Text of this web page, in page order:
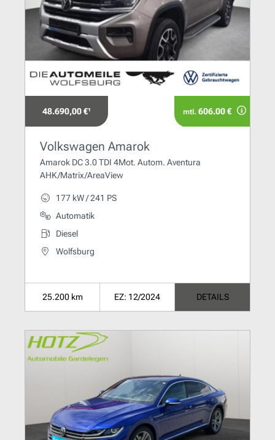
48.690,00 €¹ mtl. 606.00 €
Volkswagen Amarok
Amarok DC 3.0 TDI 4Mot. Autom. Aventura
AHK/Matrix/AreaView
177 kW / 241 PS
Automatik
Diesel
Wolfsburg
25.200 km EZ: 12/2024 DETAILS